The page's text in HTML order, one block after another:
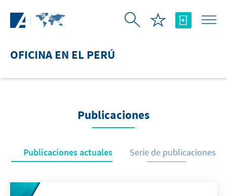
OFICINA EN EL PERÚ
Publicaciones
Publicaciones actuales Serie de publicaciones